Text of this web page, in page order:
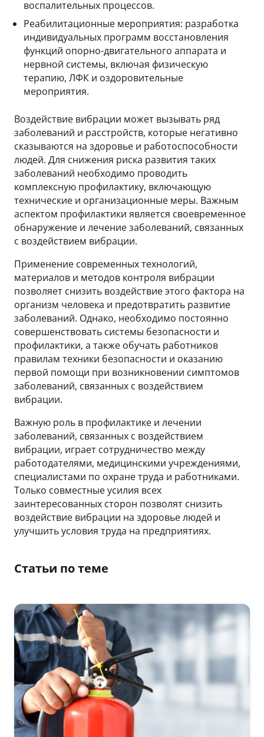
воспалительных процессов.
Реабилитационные мероприятия: разработка
индивидуальных программ восстановления
функций опорно-двигательного аппарата и
нервной системы, включая физическую
терапию, ЛФК и оздоровительные
мероприятия.
Воздействие вибрации может вызывать ряд
заболеваний и расстройств, которые негативно
сказываются на здоровье и работоспособности
людей. Для снижения риска развития таких
заболеваний необходимо проводить
комплексную профилактику, включающую
технические и организационные меры. Важным
аспектом профилактики является своевременное
обнаружение и лечение заболеваний, связанных
с воздействием вибрации.
Применение современных технологий,
материалов и методов контроля вибрации
позволяет снизить воздействие этого фактора на
организм человека и предотвратить развитие
заболеваний. Однако, необходимо постоянно
совершенствовать системы безопасности и
профилактики, а также обучать работников
правилам техники безопасности и оказанию
первой помощи при возникновении симптомов
заболеваний, связанных с воздействием
вибрации.
Важную роль в профилактике и лечении
заболеваний, связанных с воздействием
вибрации, играет сотрудничество между
работодателями, медицинскими учреждениями,
специалистами по охране труда и работниками.
Только совместные усилия всех
заинтересованных сторон позволят снизить
воздействие вибрации на здоровье людей и
улучшить условия труда на предприятиях.
Статьи по теме